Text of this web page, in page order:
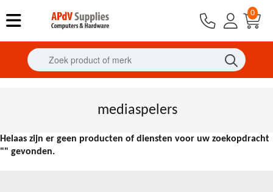
0
mediaspelers
Helaas zijn er geen producten of diensten voor uw zoekopdracht
"" gevonden.